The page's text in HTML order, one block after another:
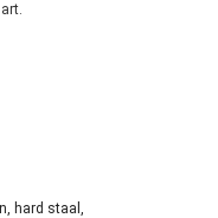
hard staal,